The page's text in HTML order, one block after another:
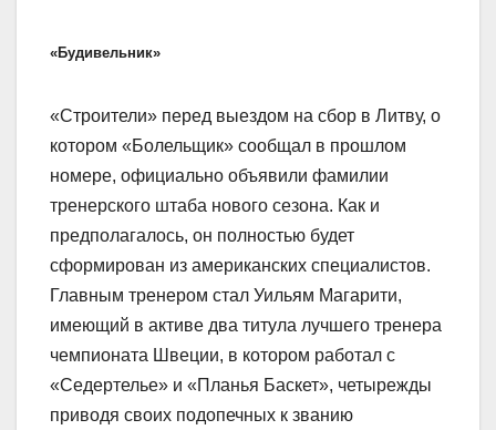
«Будивельник»
«Строители» перед выездом на сбор в Литву, о
котором «Болельщик» сообщал в прошлом
номере, официально объявили фамилии
тренерского штаба нового сезона. Как и
предполагалось, он полностью будет
сформирован из американских специалистов.
Главным тренером стал Уильям Магарити,
имеющий в активе два титула лучшего тренера
чемпионата Швеции, в котором работал с
«Седертелье» и «Планья Баскет», четырежды
приводя своих подопечных к званию